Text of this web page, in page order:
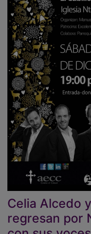
Celia Alcedo
regresan por
con sus